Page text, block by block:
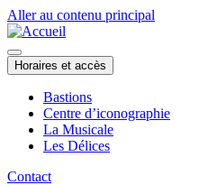
Aller au contenu principal
Horaires et accès
Bastions
Centre d’iconographie
La Musicale
Les Délices
Contact